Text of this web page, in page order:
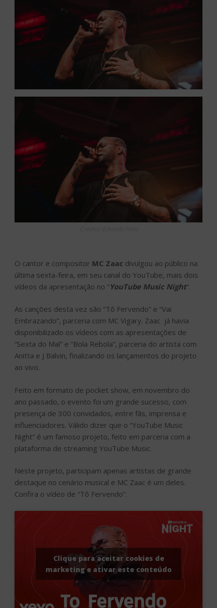
O cantor e compositor MC Zaac divulgou ao público na
última sexta-feira, em seu canal do YouTube, mais dois
vídeos da apresentação no “YouTube Music Night“.
As canções desta vez são “Tô Fervendo” e “Vai
Embrazando”, parceria com MC Vigary. Zaac já havia
disponibilizado os vídeos com as apresentações de
“Sexta do Mal” e “Bola Rebola”, parceria do artista com
Anitta e J Balvin, finalizando os lançamentos do projeto
ao vivo.
Feito em formato de pocket show, em novembro do
ano passado, o evento foi um grande sucesso, com
presença de 300 convidados, entre fãs, imprensa e
influenciadores. Válido dizer que o “YouTube Music
Night” é um famoso projeto, feito em parceria com a
plataforma de streaming YouTube Music.
Neste projeto, participam apenas artistas de grande
destaque no cenário musical e MC Zaac é um deles.
Confira o vídeo de “Tô Fervendo”.
Clique para aceitar cookies de
marketing e ativar este conteúdo